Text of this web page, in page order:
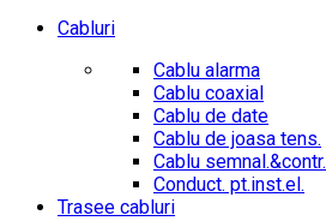
Cabluri
Cablu alarma
Cablu coaxial
Cablu de date
Cablu de joasa tens.
Cablu semnal.&contr.
Conduct. pt.inst.el.
Trasee cabluri